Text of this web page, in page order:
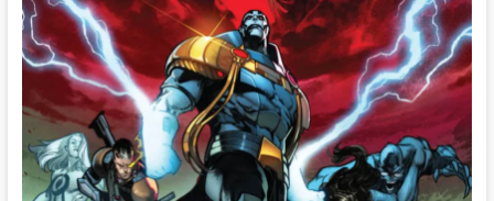
Larraz
celebran
por
todo
lo
grande
los
veinte
años
del